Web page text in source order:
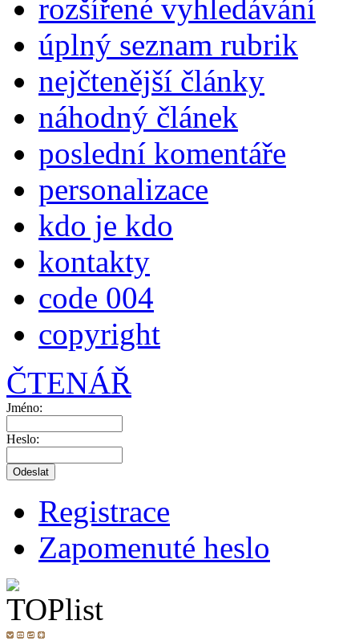
rozšířené vyhledávání
úplný seznam rubrik
nejčtenější články
náhodný článek
poslední komentáře
personalizace
kdo je kdo
kontakty
code 004
copyright
ČTENÁŘ
Jméno:
Heslo:
Registrace
Zapomenuté heslo